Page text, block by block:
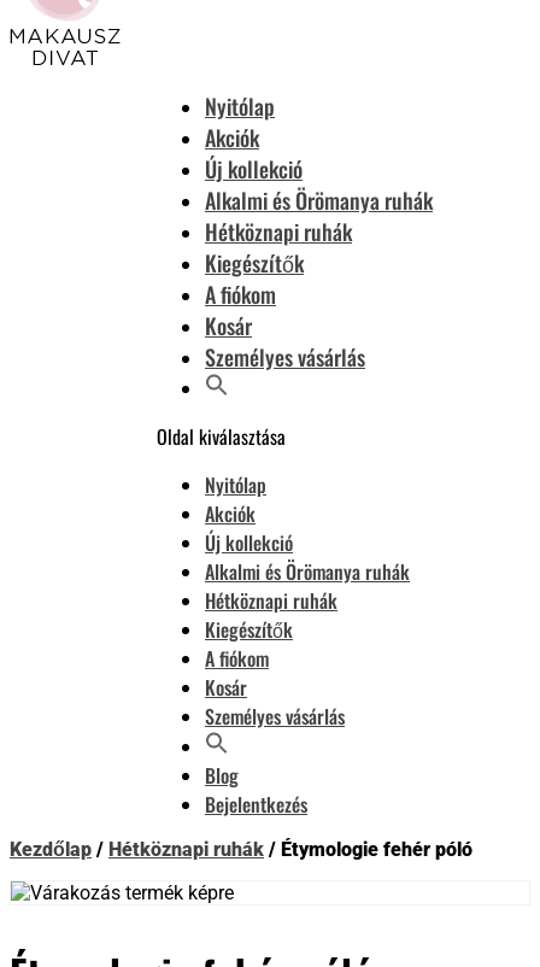
Nyitólap
Akciók
Új kollekció
Alkalmi és Örömanya ruhák
Hétköznapi ruhák
Kiegészítők
A fiókom
Kosár
Személyes vásárlás
Oldal kiválasztása
Nyitólap
Akciók
Új kollekció
Alkalmi és Örömanya ruhák
Hétköznapi ruhák
Kiegészítők
A fiókom
Kosár
Személyes vásárlás
Blog
Bejelentkezés
Kezdőlap / Hétköznapi ruhák / Étymologie fehér póló